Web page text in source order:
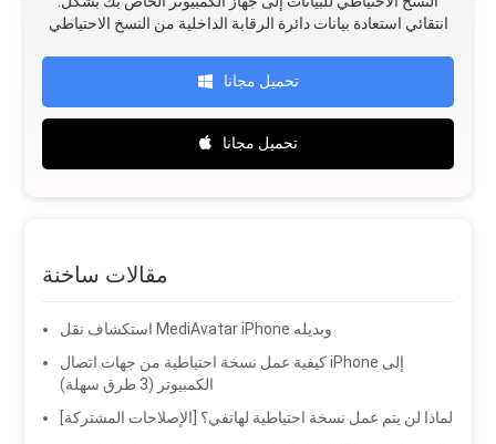
انتقائي استعادة بيانات دائرة الرقابة الداخلية من النسخ الاحتياطي
تحميل مجانا
تحميل مجانا
مقالات ساخنة
استكشاف نقل MediAvatar iPhone وبديله
كيفية عمل نسخة احتياطية من جهات اتصال iPhone إلى
الكمبيوتر (3 طرق سهلة)
لماذا لن يتم عمل نسخة احتياطية لهاتفي؟ [الإصلاحات المشتركة]